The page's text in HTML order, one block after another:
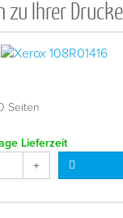
zu Ihrer
Seiten
Lieferzeit